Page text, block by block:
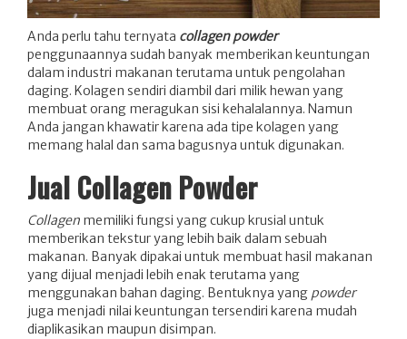
Anda perlu tahu ternyata collagen powder
penggunaannya sudah banyak memberikan keuntungan
dalam industri makanan terutama untuk pengolahan
daging. Kolagen sendiri diambil dari milik hewan yang
membuat orang meragukan sisi kehalalannya. Namun
Anda jangan khawatir karena ada tipe kolagen yang
memang halal dan sama bagusnya untuk digunakan.
Jual Collagen Powder
Collagen memiliki fungsi yang cukup krusial untuk
memberikan tekstur yang lebih baik dalam sebuah
makanan. Banyak dipakai untuk membuat hasil makanan
yang dijual menjadi lebih enak terutama yang
menggunakan bahan daging. Bentuknya yang powder
juga menjadi nilai keuntungan tersendiri karena mudah
diaplikasikan maupun disimpan.